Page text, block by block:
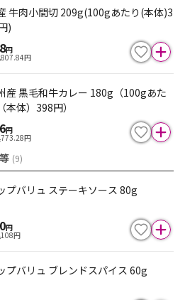
牛肉小間切 209g(100gあたり(本体)3
)
円
807.84円
産 黒毛和牛カレー 180g（100gあた
本体）398円）
円
773.28円
(9)
プバリュ ステーキソース 80g
円
108円
プバリュ ブレンドスパイス 60g